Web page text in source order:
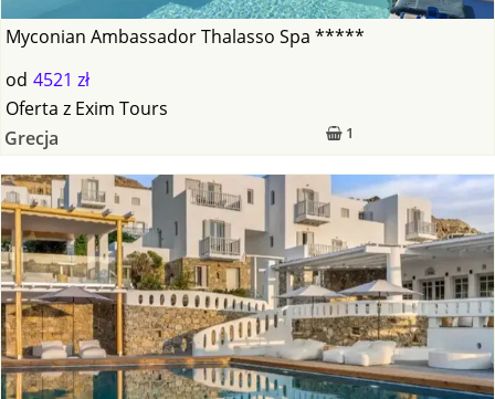
Myconian Ambassador Thalasso Spa *****
od 4521 zł
1
Oferta z Exim Tours
Grecja